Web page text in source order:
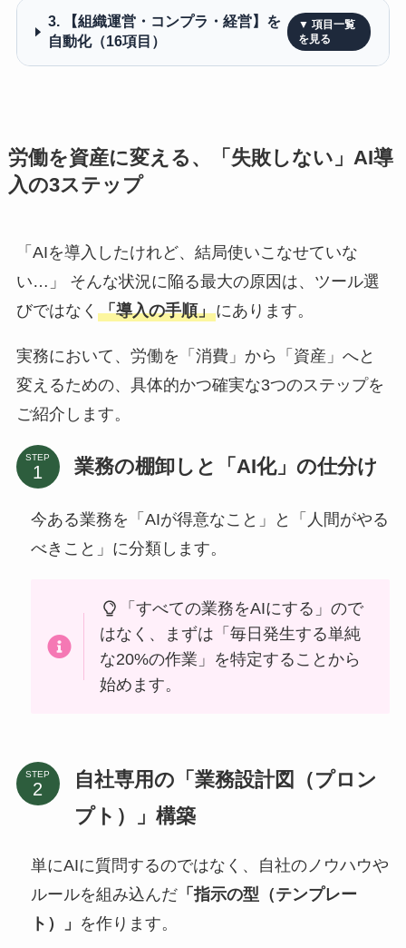
3. 【組織運営・コンプラ・経営】を
自動化（16項目）
労働を資産に変える、「失敗しない」AI導
入の3ステップ
「AIを導入したけれど、結局使いこなせていな
い…」 そんな状況に陥る最大の原因は、ツール選
びではなく 「導入の手順」にあります。
実務において、労働を「消費」から「資産」へと
変えるための、具体的かつ確実な3つのステップを
ご紹介します。
STEP 業務の棚卸しと「AI化」の仕分け
今ある業務を「AIが得意なこと」と「人間がやる
べきこと」に分類します。
「すべての業務をAIにする」ので
はなく、まずは「毎日発生する単純
な20%の作業」を特定することから
始めます。
STEP
自社専用の「業務設計図（プロン
プト）」構築
単にAIに質問するのではなく、自社のノウハウや
ルールを組み込んだ「指示の型（テンプレー
ト）」 を作ります。